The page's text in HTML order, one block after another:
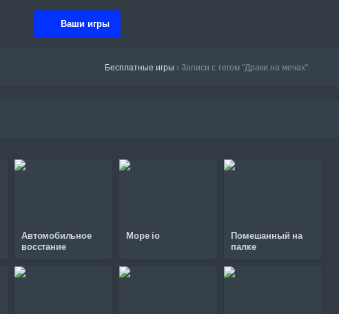
Ваши игры
Бесплатные игры › Записи с тегом "Драки на мечах"
Автомобильное
восстание
Mope io
Помешанный на
палке